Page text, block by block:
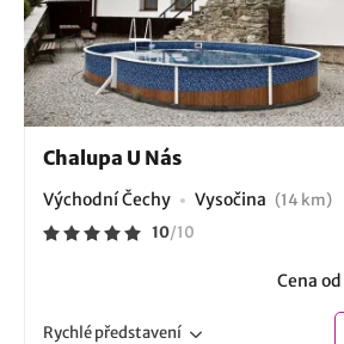
Chalupa U Nás
Východní Čechy Vysočina (14 km)
10/10
Cena od
Rychlépředstavení